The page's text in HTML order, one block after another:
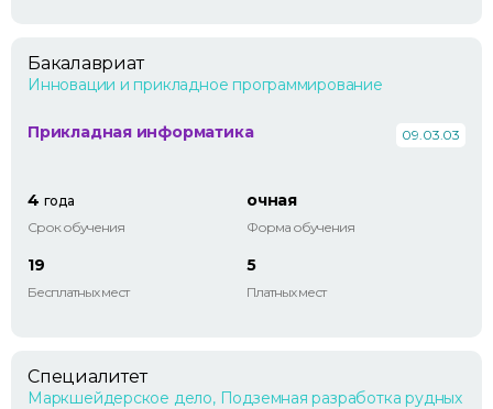
Бакалавриат
Инновации и прикладное программирование
Прикладная информатика 09.03.03
4 года
Срок обучения
очная
Форма обучения
19
Бесплатных мест
5
Платных мест
Специалитет
Маркшейдерское дело, Подземная разработка рудных